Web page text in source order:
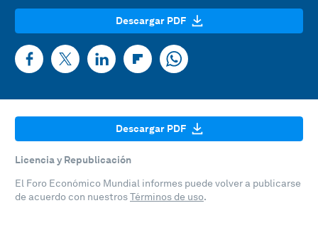
Descargar PDF
Descargar PDF
Licencia y Republicación
El Foro Económico Mundial informes puede volver a publicarse
de acuerdo con nuestrosTérminos de uso.